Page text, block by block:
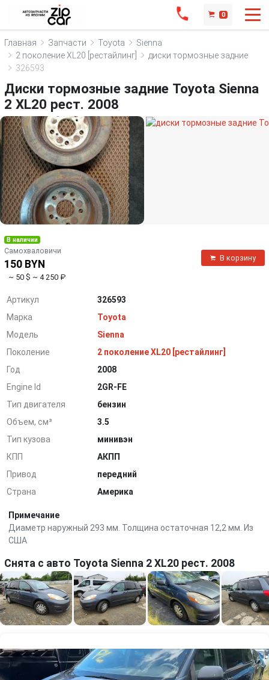
0
Главная Запчасти Toyota
Sienna
2 поколение XL20 [рестайлинг]
диски тормозные задние
326593
Диски тормозные задние Toyota Sienna
2 XL20 рест. 2008
В наличии
Самохваловичи
150 BYN
~ 50 $ ~ 4 250 ₽
В корзину
Артикул
326593
Марка
Toyota
Модель
Sienna
Поколение
2 поколение XL20 [рестайлинг]
Год
2008
Engine Id
2GR-FE
Тип двигателя
бензин
Объем, см³
3.5
Тип кузова
минивэн
КПП
АКПП
Привод
передний
Страна
Америка
Примечание
Диаметр наружный 293 мм. Толщина остаточная 12,2 мм. Из
США
Снята с авто Toyota Sienna 2 XL20 рест. 2008